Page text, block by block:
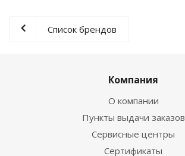
Список брендов
Компания
О компании
Пункты выдачи заказов
Сервисные центры
Сертификаты